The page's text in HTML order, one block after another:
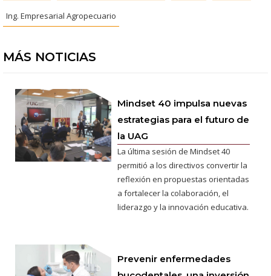
Ing. Empresarial Agropecuario
MÁS NOTICIAS
Mindset 40 impulsa nuevas
estrategias para el futuro de
la UAG
La última sesión de Mindset 40
permitió a los directivos convertir la
reflexión en propuestas orientadas
a fortalecer la colaboración, el
liderazgo y la innovación educativa.
Prevenir enfermedades